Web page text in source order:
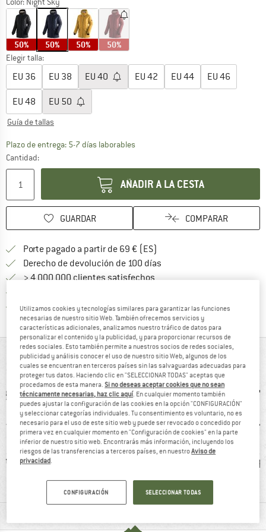
50% 50% 50% 50%
Elegir talla:
EU 36 EU 38 EU 40 EU 42 EU 44 EU 46
EU 48 EU 50
Guía de tallas
Plazo de entrega: 5-7 días laborablesEl enlace se abre en una ventana
Cantidad:
AÑADIR A LA CESTA
GUARDAR COMPARAR
Porte pagado a partir de 69 € (ES)
Derecho de devolución de 100 días
> 4 000 000 clientes satisfechos
Protección del comprador de Trusted Shops¡toda la
DE UN VISTAZO
Cortavientos
Utilizamos cookies y tecnologías similares para garantizar las funciones
necesarias de nuestro sitio Web. También ofrecemos servicios y
características adicionales, analizamos nuestro tráfico de datos para
personalizar el contenido y la publicidad, y para proporcionar recursos de
redes sociales. Esto también permite a nuestros socios de redes sociales,
publicidad y análisis conocer el uso de nuestro sitio Web, algunos de los
cuales se encuentran en terceros países sin las salvaguardas adecuadas para
proteger tus datos. Haciendo clic en "SELECCIONAR TODAS" aceptas que
procedamos de esta manera.Si no deseas aceptar cookies que no sean
técnicamente necesarias, haz clic aquí. En cualquier momento también
puedes ajustar la configuración de las cookies en la opción "CONFIGURACIÓN"
y seleccionar categorías individuales. Tu consentimiento es voluntario, no es
necesario para el uso de este sitio web y puede ser revocado o concedido por
primera vez en cualquier momento en "Configuración de cookies" en la parte
inferior de nuestro sitio web. Encontrarás más información, incluyendo los
riesgos de las transferencias a terceros países, en nuestroAviso de
privacidad.
CONFIGURACIÓN SELECCIONAR TODAS